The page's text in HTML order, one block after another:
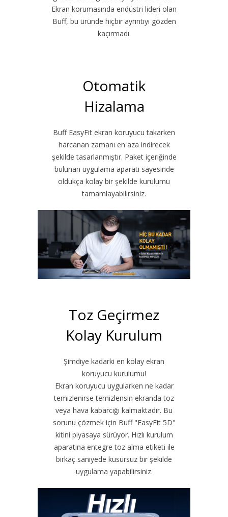
Ekran korumasında endüstri lideri olan
Buff, bu üründe hiçbir ayrıntıyı gözden
kaçırmadı.
Otomatik
Hizalama
Buff EasyFit ekran koruyucu takarken
harcanan zamanı en aza indirecek
şekilde tasarlanmıştır. Paket içeriğinde
bulunan uygulama aparatı sayesinde
oldukça kolay bir şekilde kurulumu
tamamlayabilirsiniz.
Toz Geçirmez
Kolay Kurulum
Şimdiye kadarki en kolay ekran
koruyucu kurulumu!
Ekran koruyucu uygularken ne kadar
temizlenirse temizlensin ekranda toz
veya hava kabarcığı kalmaktadır. Bu
sorunu çözmek için Buff "EasyFit 5D"
kitini piyasaya sürüyor. Hızlı kurulum
aparatına entegre toz alma etiketi ile
birkaç saniyede kusursuz bir şekilde
uygulama yapabilirsiniz.